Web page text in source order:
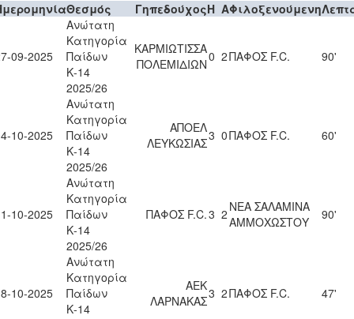
Θεσμός ΓηπεδούχοςH AΦιλοξενούμενη
09-2025
Ανώτατη
Κατηγορία
Παίδων
Κ-14
2025/26
ΚΑΡΜΙΩΤΙΣΣΑ
ΠΟΛΕΜΙΔΙΩΝ0 2ΠΑΦΟΣ F.C. 90'
10-2025
Ανώτατη
Κατηγορία
Παίδων
Κ-14
2025/26
ΑΠΟΕΛ
ΛΕΥΚΩΣΙΑΣ3 0ΠΑΦΟΣ F.C. 60'
10-2025
Ανώτατη
Κατηγορία
Παίδων
Κ-14
2025/26
ΠΑΦΟΣ F.C.3 2 ΝΕΑ ΣΑΛΑΜΙΝΑ
ΑΜΜΟΧΩΣΤΟΥ
90'
10-2025
Ανώτατη
Κατηγορία
Παίδων
Κ-14
ΑΕΚ
ΛΑΡΝΑΚΑΣ3 2ΠΑΦΟΣ F.C. 47'